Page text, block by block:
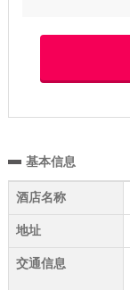
基本信息
酒店名称
地址
交通信息